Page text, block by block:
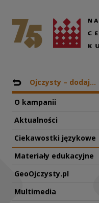
Narodowe Centrum
Nawigacja
Powrót do: Projekty
Ojczysty – dodaj...
O kampanii
Aktualności
Ciekawostki językowe
Materiały edukacyjne
GeoOjczysty.pl
Multimedia